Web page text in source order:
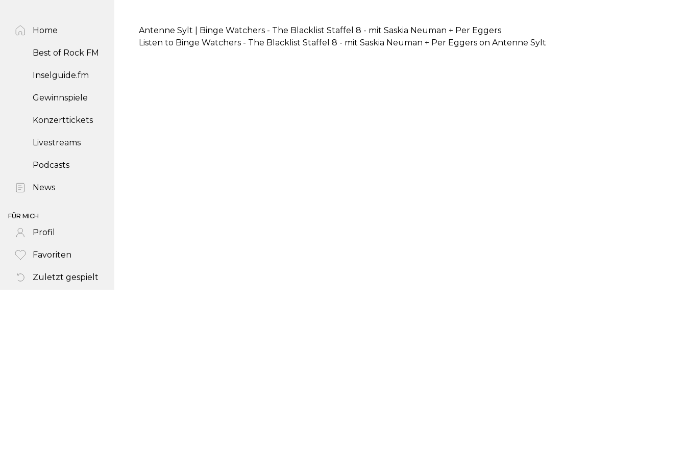
Home
Best of Rock FM
Inselguide.fm
Gewinnspiele
Konzerttickets
Livestreams
Podcasts
News
FÜR MICH
Profil
Favoriten
Zuletzt gespielt
Antenne Sylt | Binge Watchers - The Blacklist Staffel 8 - mit Saskia Neuman + Per Eggers
Listen to Binge Watchers - The Blacklist Staffel 8 - mit Saskia Neuman + Per Eggers on Antenne Sylt